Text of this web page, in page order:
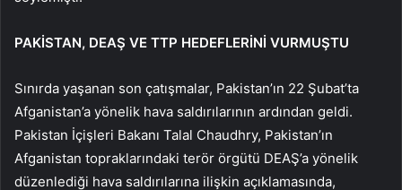
PAKİSTAN, DEAŞ VE TTP HEDEFLERİNİ VURMUŞTU
Sınırda yaşanan son çatışmalar, Pakistan’ın 22 Şubat’ta
Afganistan’a yönelik hava saldırılarının ardından geldi.
Pakistan İçişleri Bakanı Talal Chaudhry, Pakistan’ın
Afganistan topraklarındaki terör örgütü DEAŞ’a yönelik
düzenlediği hava saldırılarına ilişkin açıklamasında,